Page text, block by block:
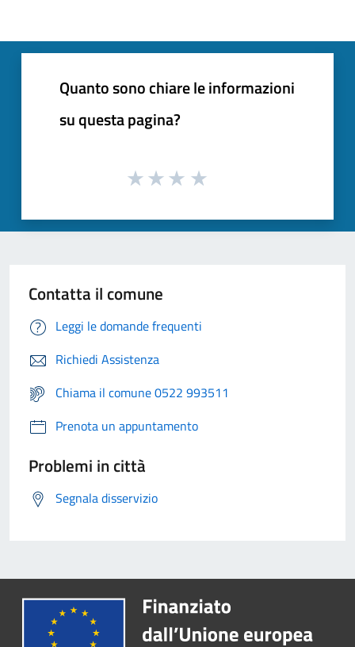
Quanto sono chiare le informazioni
su questa pagina?
Contatta il comune
Leggi le domande frequenti
Richiedi Assistenza
Chiama il comune 0522 993511
Prenota un appuntamento
Problemi in città
Segnala disservizio